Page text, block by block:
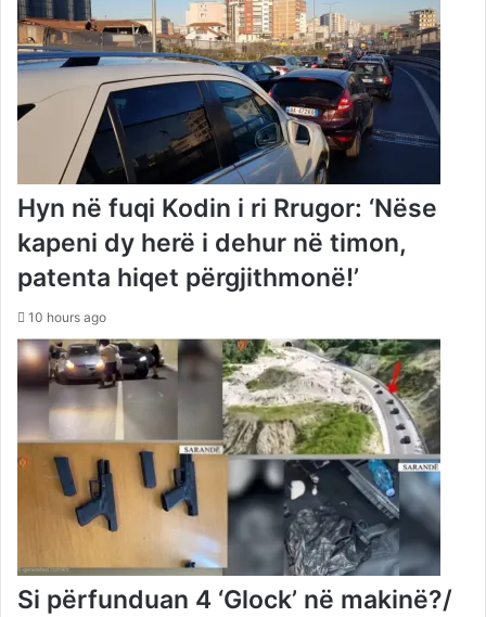
Hyn në fuqi Kodin i ri Rrugor: ‘Nëse
kapeni dy herë i dehur në timon,
patenta hiqet përgjithmonë!’
10 hours ago
Si përfunduan 4 ‘Glock’ në makinë?/